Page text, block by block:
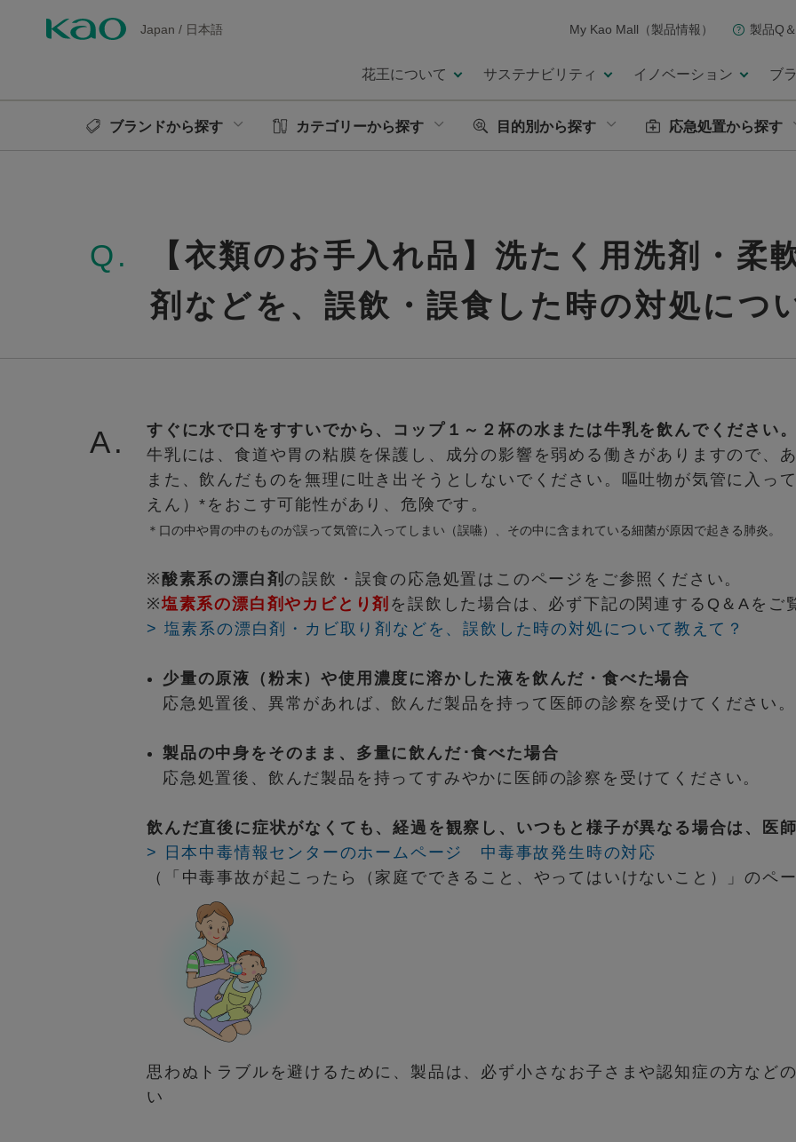
Japan / 日本語 My Kao Mall（製品情報） 製品Q
花王について サステナビリティ イノベーション ブ
ブランドから探す カテゴリーから探す 目的別から探す 応急処置から探す
Q.
【衣類のお手入れ品】洗たく用洗剤・柔
剤などを、誤飲・誤食した時の対処につ
A.
すぐに水で口をすすいでから、コップ１～２杯の水または牛乳を飲んでください
牛乳には、食道や胃の粘膜を保護し、成分の影響を弱める働きがありますので、
また、飲んだものを無理に吐き出そうとしないでください。嘔吐物が気管に入っ
えん）*をおこす可能性があり、危険です。
＊口の中や胃の中のものが誤って気管に入ってしまい（誤嚥）、その中に含まれている細菌が原因で起きる肺炎。
※酸素系の漂白剤の誤飲・誤食の応急処置はこのページをご参照ください。
※塩素系の漂白剤やカビとり剤 を誤飲した場合は、必ず下記の関連するQ＆Aをご
> 塩素系の漂白剤・カビ取り剤などを、誤飲した時の対処について教えて？
少量の原液（粉末）や使用濃度に溶かした液を飲んだ・食べた場合
応急処置後、異常があれば、飲んだ製品を持って医師の診察を受けてください。
製品の中身をそのまま、多量に飲んだ･食べた場合
応急処置後、飲んだ製品を持ってすみやかに医師の診察を受けてください。
飲んだ直後に症状がなくても、経過を観察し、いつもと様子が異なる場合は、医
> 日本中毒情報センターのホームページ 中毒事故発生時の対応
（「中毒事故が起こったら（家庭でできること、やってはいけないこと）」のペ
思わぬトラブルを避けるために、製品は、必ず小さなお子さまや認知症の方など
い